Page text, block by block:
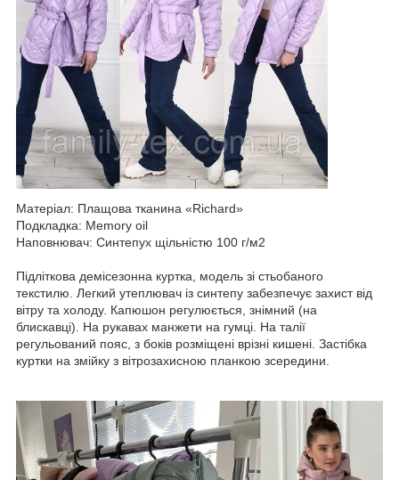
Матеріал: Плащова тканина «Richard»
Подкладка: Memory oil
Наповнювач: Синтепух щільністю 100 г/м2
Підліткова демісезонна куртка, модель зі стьобаного
текстилю. Легкий утеплювач із синтепу забезпечує захист від
вітру та холоду. Капюшон регулюється, знімний (на
блискавці). На рукавах манжети на гумці. На талії
регульований пояс, з боків розміщені врізні кишені. Застібка
куртки на змійку з вітрозахисною планкою зсередини.